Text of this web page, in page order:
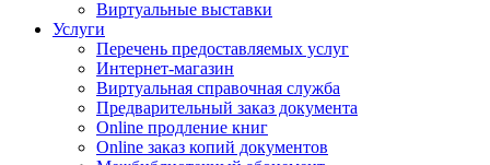
Виртуальные выставки
Услуги
Перечень предоставляемых услуг
Интернет-магазин
Виртуальная справочная служба
Предварительный заказ документа
Online продление книг
Online заказ копий документов